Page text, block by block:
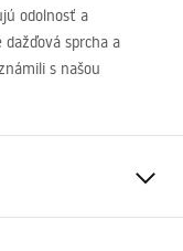
odolnosť a
sprcha a
s našou